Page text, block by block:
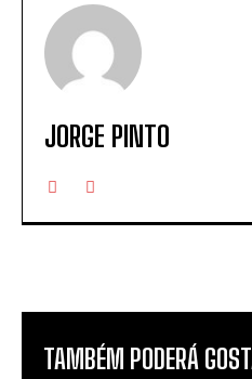
JORGE PINTO
TAMBÉM PODERÁ